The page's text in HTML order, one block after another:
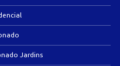
Jardins